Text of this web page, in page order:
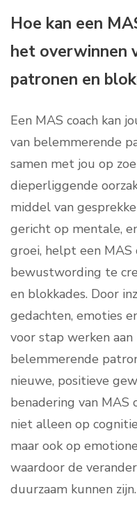
Hoe kan een
het overwinnen
patronen en
Een MAS coach kan
van belemmerende
samen met jou op
dieperliggende
middel van
gericht op mentale,
groei, helpt een MAS
bewustwording te
en blokkades. Door
gedachten, emoties
voor stap werken
belemmerende
nieuwe, positieve
benadering van MAS
niet alleen op
maar ook op
waardoor de
duurzaam kunnen zijn.